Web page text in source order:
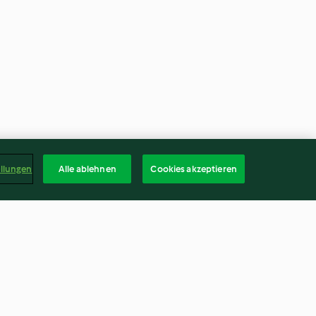
Alle ablehnen Cookies akzeptieren